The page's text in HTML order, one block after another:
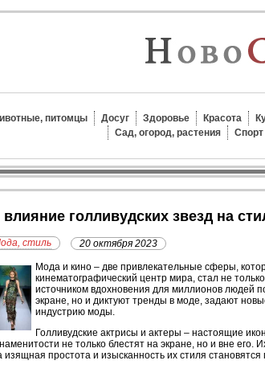
питомцы Досуг Здоровье Красота
Сад, огород, растения
Спорт
влияние голливудских звезд на
стиль 20 октября 2023
Мода и кино – две привлекательные сферы,
кинематографический центр мира, стал не
источником вдохновения для миллионов людей
экране, но и диктуют тренды в моде, задают
индустрию моды.
Голливудские актрисы и актеры – настоящие
не только блестят на экране, но и вне
изящная простота и изысканность их стиля